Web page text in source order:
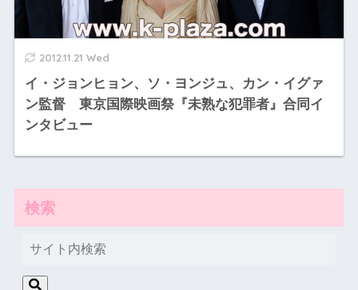
2012.11.21 Wed
イ・ジョンヒョン、ソ・ヨンジュ、カン・イグァ
ン監督 東京国際映画祭『未熟な犯罪者』合同イ
ンタビュー
検索